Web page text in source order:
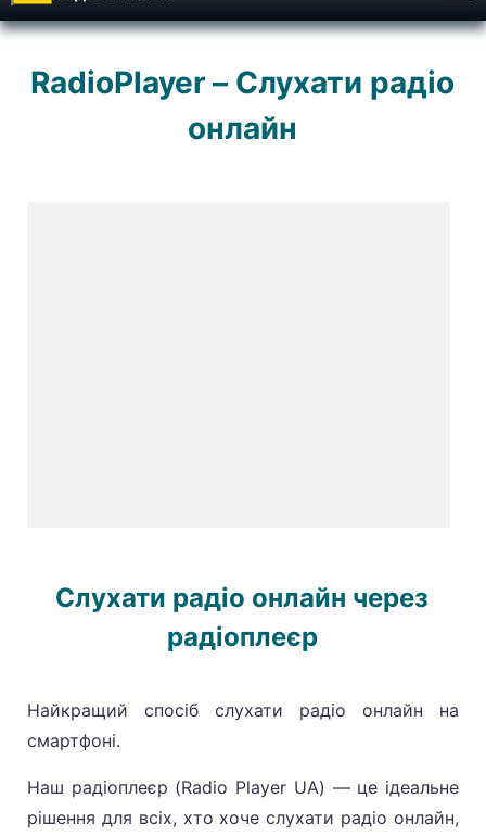
RadioPlayer – Слухати радіо
онлайн
Слухати радіо онлайн через
радіоплеєр
Найкращий спосіб слухати радіо онлайн на
смартфоні.
Наш радіоплеєр (Radio Player UA) — це ідеальне
рішення для всіх, хто хоче слухати радіо онлайн,